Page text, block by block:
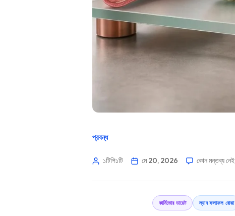
প্রবন্ধ
১টিপি১টি মে 20, 2026 কোন মন্তব্য নেই
কার্নিভোর ডায়েট ল্যাব ফলাফল বোঝা